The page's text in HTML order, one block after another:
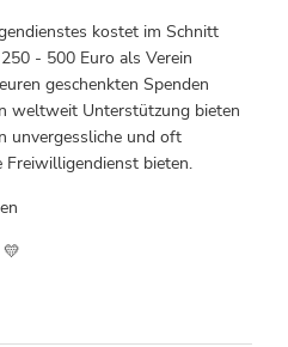
kostet im Schnitt
- 500 Euro als Verein
geschenkten Spenden
weltweit Unterstützung bieten
unvergessliche und oft
Freiwilligendienst bieten.